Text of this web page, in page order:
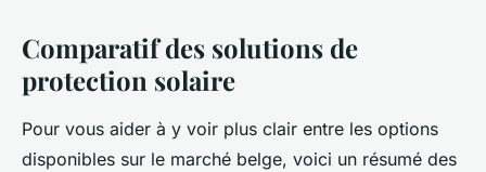
Comparatif des solutions de
protection solaire
Pour vous aider à y voir plus clair entre les options
disponibles sur le marché belge, voici un résumé des